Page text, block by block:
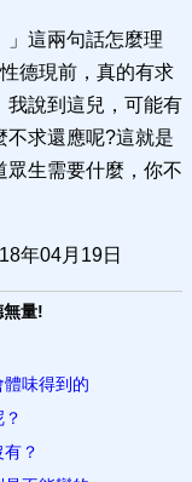
」這兩句話怎麼理
德現前，真的有求
我說到這兒，可能有
不求還應呢?這就是
眾生需要什麼，你不
年04月19日
無量!
味得到的
？